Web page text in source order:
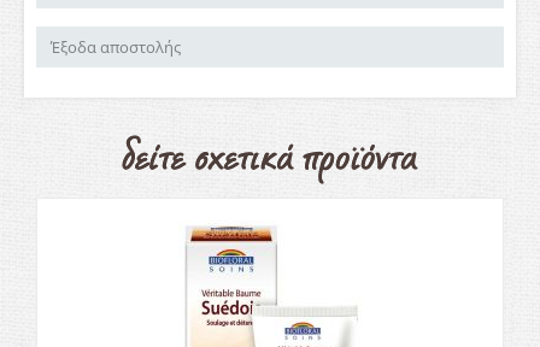
Έξοδα αποστολής